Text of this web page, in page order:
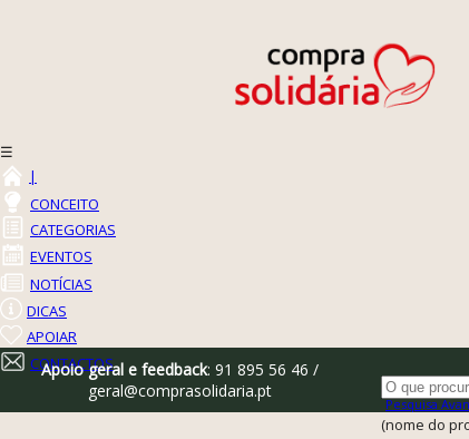
☰
|
CONCEITO
CATEGORIAS
EVENTOS
NOTÍCIAS
DICAS
APOIAR
CONTACTOS
Pesquisa
(nome do
Apoio geral e feedback: 91 895 56 46 /
geral@comprasolidaria.pt